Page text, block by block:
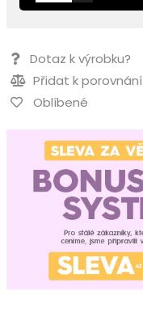
Dotaz k výrobku?
Přidat k porovnání
Oblíbené